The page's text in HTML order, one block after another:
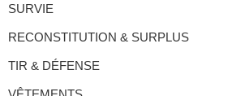
SURVIE
RECONSTITUTION & SURPLUS
TIR & DÉFENSE